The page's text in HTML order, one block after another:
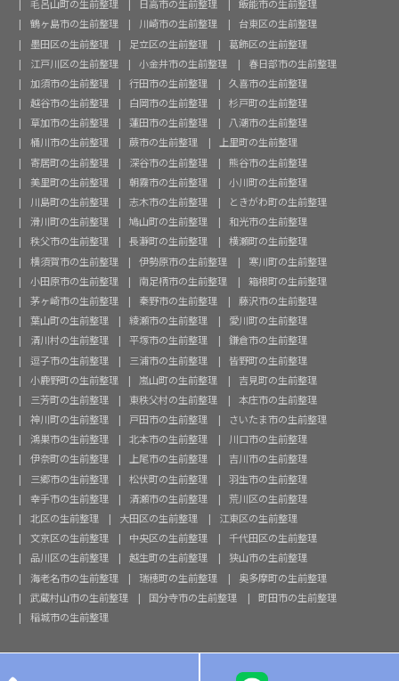
毛呂山町の生前整理
日高市の生前整理
飯能市の生前整理
鶴ヶ島市の生前整理
川崎市の生前整理
台東区の生前整理
墨田区の生前整理
足立区の生前整理
葛飾区の生前整理
江戸川区の生前整理
小金井市の生前整理
春日部市の生前整理
加須市の生前整理
行田市の生前整理
久喜市の生前整理
越谷市の生前整理
白岡市の生前整理
杉戸町の生前整理
草加市の生前整理
蓮田市の生前整理
八潮市の生前整理
桶川市の生前整理
蕨市の生前整理
上里町の生前整理
寄居町の生前整理
深谷市の生前整理
熊谷市の生前整理
美里町の生前整理
朝霧市の生前整理
小川町の生前整理
川島町の生前整理
志木市の生前整理
ときがわ町の生前整理
滑川町の生前整理
鳩山町の生前整理
和光市の生前整理
秩父市の生前整理
長瀞町の生前整理
横瀬町の生前整理
横須賀市の生前整理
伊勢原市の生前整理
寒川町の生前整理
小田原市の生前整理
南足柄市の生前整理
箱根町の生前整理
茅ヶ崎市の生前整理
秦野市の生前整理
藤沢市の生前整理
葉山町の生前整理
綾瀬市の生前整理
愛川町の生前整理
清川村の生前整理
平塚市の生前整理
鎌倉市の生前整理
逗子市の生前整理
三浦市の生前整理
皆野町の生前整理
小鹿野町の生前整理
嵐山町の生前整理
吉見町の生前整理
三芳町の生前整理
東秩父村の生前整理
本庄市の生前整理
神川町の生前整理
戸田市の生前整理
さいたま市の生前整理
鴻巣市の生前整理
北本市の生前整理
川口市の生前整理
伊奈町の生前整理
上尾市の生前整理
吉川市の生前整理
三郷市の生前整理
松伏町の生前整理
羽生市の生前整理
幸手市の生前整理
清瀬市の生前整理
荒川区の生前整理
北区の生前整理
大田区の生前整理
江東区の生前整理
文京区の生前整理
中央区の生前整理
千代田区の生前整理
品川区の生前整理
越生町の生前整理
狭山市の生前整理
海老名市の生前整理
瑞穂町の生前整理
奥多摩町の生前整理
武蔵村山市の生前整理
国分寺市の生前整理
町田市の生前整理
稲城市の生前整理